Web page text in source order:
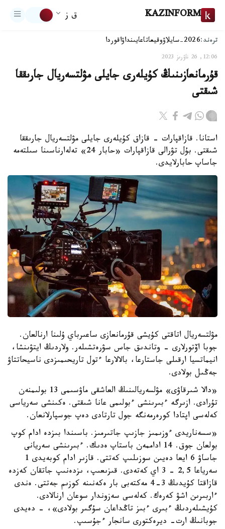
KAZINFORM ق ز
ترەند:2026-سايلاۋ وقيعاتاعايىنداۋاقوردا
12:06, 26 ناۋرىز 2023
قۇرمانعازىنىڭ كۇيلەرى جايلى مۋلتسەريال جارىققا
شىقتى
استانا. قازاقپارات - قازاق كۇيلەرى جايلى مۋلتسەريال جارىققا
شىقتى. بۇل تۋرالى قازاقپارات «حابار 24» تەلەارناسىنا سىلتەمە
جاساپ حابارلايدى.
مۋلتسەريال اتاقتى كۇيشى قۇرمانعازى ساعىرباي ۇلىنا ارنالعان.
جوبا اۆتورلارى - وتاندىق جاس سۋرەتشىلەر. ولاردىڭ ايتۋىنشا،
انيماتسيا ارقىلى جاستارعا، بالالارعا ءتول تاريحىمىزدى ناسيحاتتاۋ
جەڭىل بولادى.
«دالا شىرقاۋى» مۋلسەريالىنىڭ العاشقى ماۋسىمى 13 بولىمنەن
تۇرادى. ازىرگە ءبىرىنشى ءبولىمى عانا شىقتى. ەكىنشى سەرياسى
كەلەسى اپتادا كورەرمەنگە جول تارتادى دەپ جوسپارلانعان.
«سسەناريدى ءوزىمىز جازىپ جاتىرمىز. باسىندا بىزدە ادام كوپ
بولعان جوق. 14 اداممەن باستاپ ەدىك. ءبىرىنشى سەريانى
جاساۋ 6 ايعا دەيىن سوزىلىپ كەتتى. قازىر ادام كوبەيدى 1
سەرياعا 2,5 – 3 اي كەتەدى. قىزىعىپ، ىزدەنىپ جاتقان كەزدە
قازاقتا كۇيدىڭ 3-4 مەكتەبى بار ەكەنىنە كوزىم جەتتى. ەندى
ءاربىرىن اشۋ كەرەك. كەلەسى سەزوندار سوعان ارنالادى.
كۇيشىلەردىڭ ءبىرى ءبىز تاڭداعان سۇگىر بولادى»، - دەيدى
جوبانىڭ ارت- ديرەكتورى سانجار ءجۇسىپ.